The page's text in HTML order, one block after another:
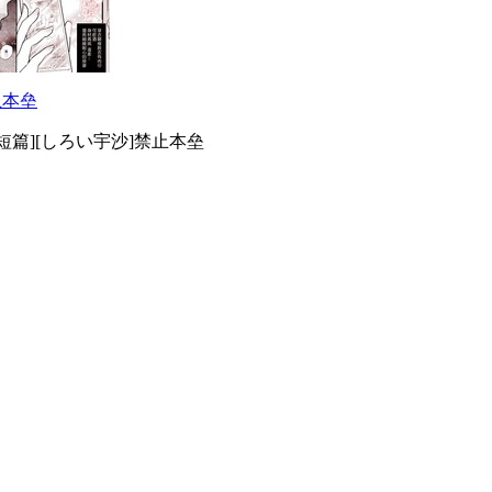
垒
篇][しろい宇沙]禁止本垒